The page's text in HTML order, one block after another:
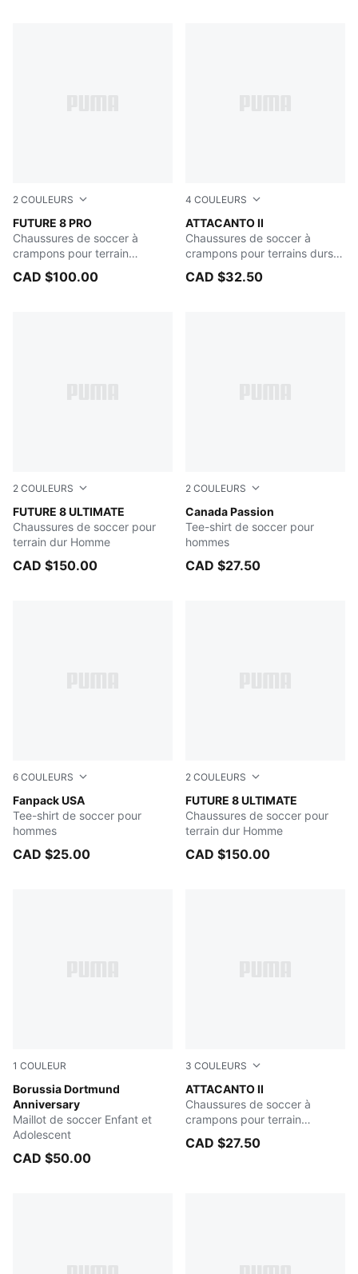
2 COULEURS
FUTURE 8 PRO
Heat Fire-PUMA Black-Ravish
Chaussures de soccer à
crampons pour terrain
ferme/terrain artificiel
CAD $100.00
4 COULEURS
ATTACANTO II
PUMA Black-Glowing Red
Chaussures de soccer à
crampons pour terrains durs
ou artificiels pour hommes
CAD $32.50
2 COULEURS
FUTURE 8 ULTIMATE
Heat Fire-PUMA Black-Ravish
Chaussures de soccer pour
terrain dur Homme
CAD $150.00
2 COULEURS
Canada Passion
PUMA White-PUMA Red
Tee-shirt de soccer pour
hommes
CAD $27.50
6 COULEURS
Fanpack USA
PUMA Red-PUMA White
Tee-shirt de soccer pour
hommes
CAD $25.00
2 COULEURS
FUTURE 8 ULTIMATE
PUMA Black-Fizzy Light-
Chaussures de soccer pour
terrain dur Homme
CAD $150.00
1 COULEUR
Borussia Dortmund
Anniversary
Yellow Alert-PUMA Black
Maillot de soccer Enfant et
Adolescent
CAD $50.00
3 COULEURS
ATTACANTO II
PUMA Black-PUMA White
Chaussures de soccer à
crampons pour terrain
dur/terrain artificiel Enfant et
adolescent
CAD $27.50